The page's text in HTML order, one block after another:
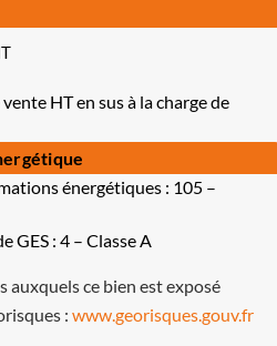
HT en sus à la charge de
énergétiques : 105 –
GES : 4 – Classe A
auxquels ce bien est exposé
: www.georisques.gouv.fr